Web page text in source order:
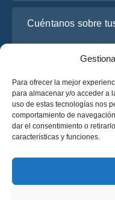
Para ofrecer la mejor
para almacenar y/o acceder a
uso de estas tecnologías nos
comportamiento de
dar el consentimiento o
características y funciones.
He leído y acepto la